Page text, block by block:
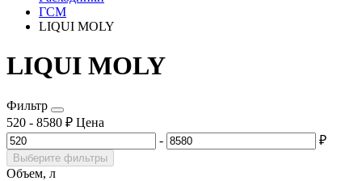
ГСМ
LIQUI MOLY
LIQUI MOLY
Фильтр
520 - 8580 ₽ Цена
-
₽
Выберите фильтры
Объем, л